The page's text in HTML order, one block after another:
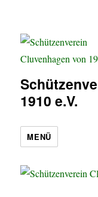
1910 e.V.
MENÜ